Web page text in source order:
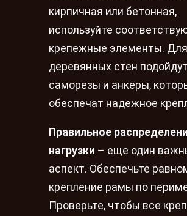
кирпичная или бетонная,
используйте
крепежные элементы. Для
деревянных стен подойдут
саморезы и анкеры,
обеспечат надежное
Правильное
нагрузки – еще один
аспект. Обеспечьте
крепление рамы по
Проверьте, чтобы все